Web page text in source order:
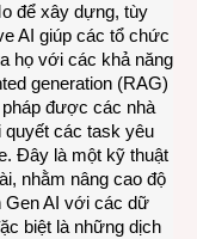
để xây dựng, tùy
AI giúp các tổ chức
họ với các khả năng
generation (RAG)
được các nhà
quyết các task yêu
Đây là một kỹ thuật
nhằm nâng cao độ
Gen AI với các dữ
biệt là những dịch